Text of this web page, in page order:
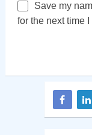
Save my
for the next time I